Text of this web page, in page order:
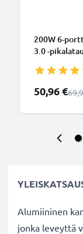
200W 6-
3.0 -
Erikoishinta
50,96 €
Alumiininen
jonka leveyttä